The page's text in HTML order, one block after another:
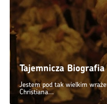
Tajemnicza Biografia
Jestem pod tak wielkim
Christiana...